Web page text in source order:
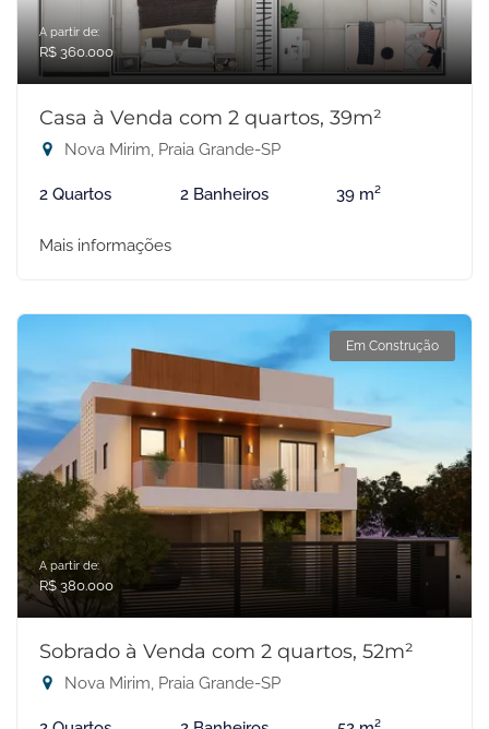
A partir de:
R$ 360.000
Casa à Venda com 2 quartos, 39m²
Nova Mirim, Praia Grande-SP
2 Quartos 2 Banheiros 39 m²
Mais informações
Em Construção
A partir de:
R$ 380.000
Sobrado à Venda com 2 quartos, 52m²
Nova Mirim, Praia Grande-SP